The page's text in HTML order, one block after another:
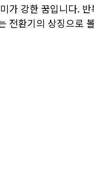
강한 꿈입니다.
전환기의 상징으로